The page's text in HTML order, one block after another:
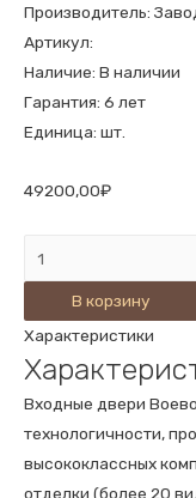
Производитель:
Артикул:
Наличие: В наличии
Гарантия: 6 лет
Единица: шт.
49200,00₽
ВХОДНАЯ
ДВЕРЬ
СОТНИК-5
В-9
ВЕНГЕ
В корзину
Характеристики
Входные двери
технологичности,
высококлассных
отделки (более 20